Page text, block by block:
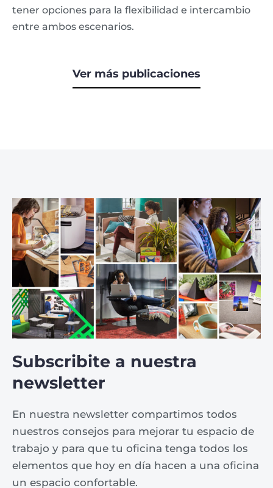
tener opciones para la flexibilidad e intercambio
entre ambos escenarios.
Ver más publicaciones
Subscribite a nuestra
newsletter
En nuestra newsletter compartimos todos
nuestros consejos para mejorar tu espacio de
trabajo y para que tu oficina tenga todos los
elementos que hoy en día hacen a una oficina
un espacio confortable.